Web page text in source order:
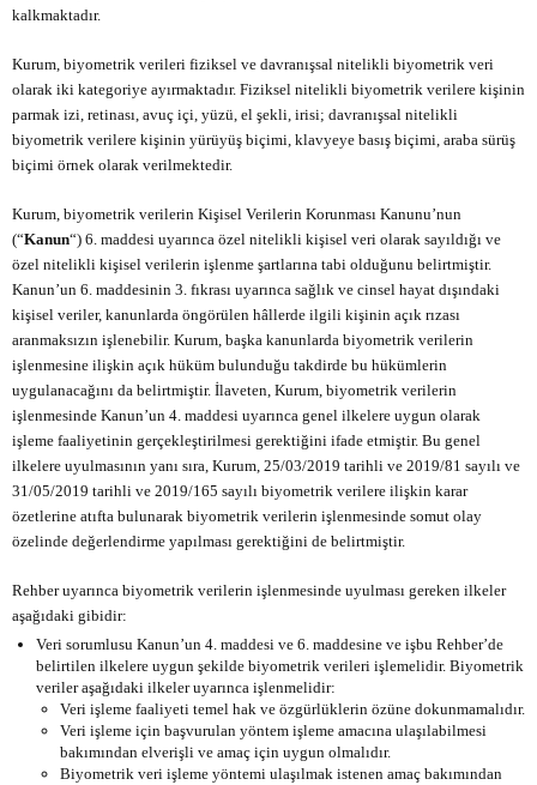
kalkmaktadır.
Kurum, biyometrik verileri fiziksel ve davranışsal nitelikli biyometrik veri
olarak iki kategoriye ayırmaktadır. Fiziksel nitelikli biyometrik verilere kişinin
parmak izi, retinası, avuç içi, yüzü, el şekli, irisi; davranışsal nitelikli
biyometrik verilere kişinin yürüyüş biçimi, klavyeye basış biçimi, araba sürüş
biçimi örnek olarak verilmektedir.
Kurum, biyometrik verilerin Kişisel Verilerin Korunması Kanunu’nun
(“Kanun“) 6. maddesi uyarınca özel nitelikli kişisel veri olarak sayıldığı ve
özel nitelikli kişisel verilerin işlenme şartlarına tabi olduğunu belirtmiştir.
Kanun’un 6. maddesinin 3. fıkrası uyarınca sağlık ve cinsel hayat dışındaki
kişisel veriler, kanunlarda öngörülen hâllerde ilgili kişinin açık rızası
aranmaksızın işlenebilir. Kurum, başka kanunlarda biyometrik verilerin
işlenmesine ilişkin açık hüküm bulunduğu takdirde bu hükümlerin
uygulanacağını da belirtmiştir. İlaveten, Kurum, biyometrik verilerin
işlenmesinde Kanun’un 4. maddesi uyarınca genel ilkelere uygun olarak
işleme faaliyetinin gerçekleştirilmesi gerektiğini ifade etmiştir. Bu genel
ilkelere uyulmasının yanı sıra, Kurum, 25/03/2019 tarihli ve 2019/81 sayılı ve
31/05/2019 tarihli ve 2019/165 sayılı biyometrik verilere ilişkin karar
özetlerine atıfta bulunarak biyometrik verilerin işlenmesinde somut olay
özelinde değerlendirme yapılması gerektiğini de belirtmiştir.
Rehber uyarınca biyometrik verilerin işlenmesinde uyulması gereken ilkeler
aşağıdaki gibidir:
Veri sorumlusu Kanun’un 4. maddesi ve 6. maddesine ve işbu Rehber’de
belirtilen ilkelere uygun şekilde biyometrik verileri işlemelidir. Biyometrik
veriler aşağıdaki ilkeler uyarınca işlenmelidir:
Veri işleme faaliyeti temel hak ve özgürlüklerin özüne dokunmamalıdır.
Veri işleme için başvurulan yöntem işleme amacına ulaşılabilmesi
bakımından elverişli ve amaç için uygun olmalıdır.
Biyometrik veri işleme yöntemi ulaşılmak istenen amaç bakımından